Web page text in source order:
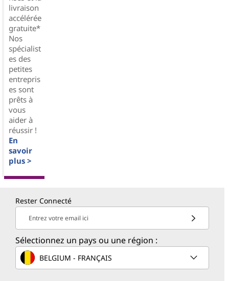
livraison
accélérée
gratuite*
Nos
spécialist
es des
petites
entrepris
es sont
prêts à
vous
aider à
réussir !
En
savoir
plus >
Rester Connecté
Entrez votre email ici
Sélectionnez un pays ou une région :
BELGIUM - FRANÇAIS